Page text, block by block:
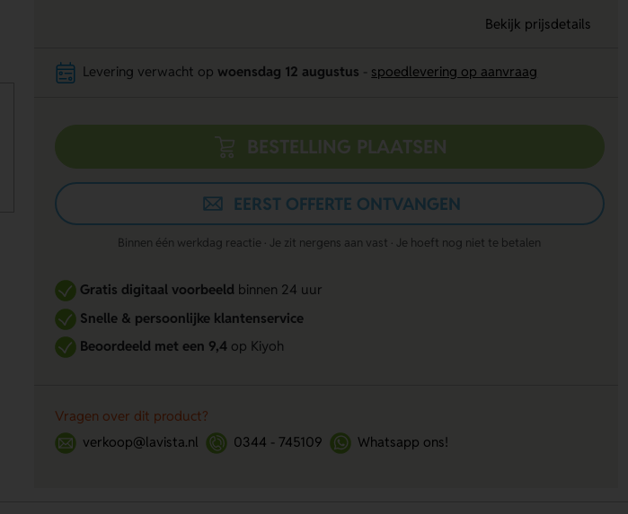
Bekijk prijsdetails
Levering verwacht op woensdag 12 augustus spoedlevering op aanvraag
BESTELLING PLAATSEN
EERST OFFERTE ONTVANGEN
Binnen één werkdag reactie · Je zit nergens aan vast · Je hoeft nog niet te betalen
Gratis digitaal voorbeeldbinnen 24 uur
Snelle & persoonlijke klantenservice
Beoordeeld met een 9,4op Kiyoh
Vragen over dit product?
verkoop@lavista.nl
0344 - 745109 Whatsapp ons!